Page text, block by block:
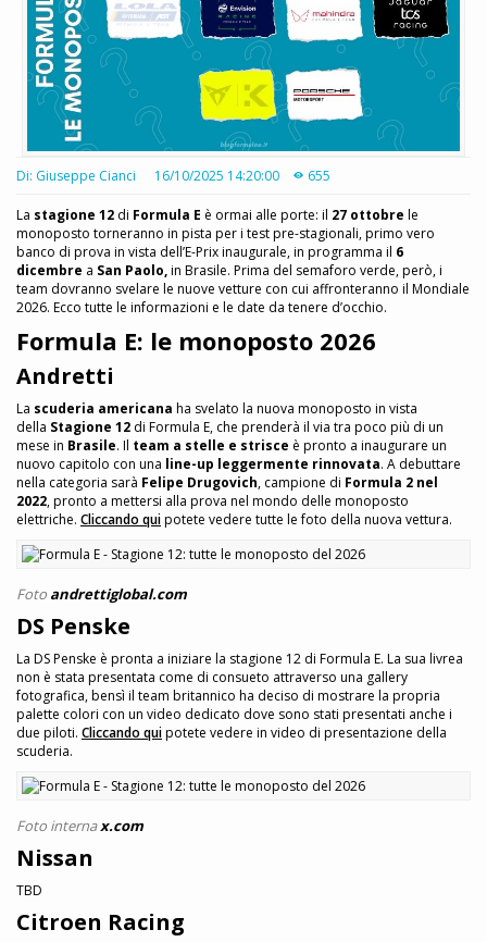
Di: Giuseppe Cianci 16/10/2025 14:20:00 655
La stagione 12 di Formula E è ormai alle porte: il 27 ottobre le
monoposto torneranno in pista per i test pre-stagionali, primo vero
banco di prova in vista dell’E-Prix inaugurale, in programma il 6
dicembre a San Paolo,in Brasile. Prima del semaforo verde, però, i
team dovranno svelare le nuove vetture con cui affronteranno il Mondiale
2026. Ecco tutte le informazioni e le date da tenere d’occhio.
Formula E: le monoposto 2026
Andretti
La scuderia americana ha svelato la nuova monoposto in vista
della Stagione 12 di Formula E, che prenderà il via tra poco più di un
mese in Brasile. Il team a stelle e strisce è pronto a inaugurare un
nuovo capitolo con una line-up leggermente rinnovata. A debuttare
nella categoria sarà Felipe Drugovich, campione di Formula 2 nel
2022, pronto a mettersi alla prova nel mondo delle monoposto
elettriche. Cliccando quipotete vedere tutte le foto della nuova vettura.
Foto andrettiglobal.com
DS Penske
La DS Penske è pronta a iniziare la stagione 12 di Formula E. La sua livrea
non è stata presentata come di consueto attraverso una gallery
fotografica, bensì il team britannico ha deciso di mostrare la propria
palette colori con un video dedicato dove sono stati presentati anche i
due piloti. Cliccando quipotete vedere in video di presentazione della
scuderia.
Foto internax.com
Nissan
TBD
Citroen Racing